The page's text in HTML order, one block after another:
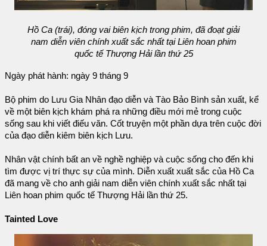
Hồ Ca (trái), đóng vai biên kịch trong phim, đã đoạt giải
nam diễn viên chính xuất sắc nhất tại Liên hoan phim
quốc tế Thượng Hải lần thứ 25
Ngày phát hành: ngày 9 tháng 9
Bộ phim do Lưu Gia Nhân đạo diễn và Tào Bảo Bình sản xuất, kể
về một biên kịch khám phá ra những điều mới mẻ trong cuộc
sống sau khi viết điếu văn. Cốt truyện một phần dựa trên cuộc đời
của đạo diễn kiêm biên kịch Lưu.
Nhân vật chính bất an về nghề nghiệp và cuộc sống cho đến khi
tìm được vị trí thực sự của mình. Diễn xuất xuất sắc của Hồ Ca
đã mang về cho anh giải nam diễn viên chính xuất sắc nhất tại
Liên hoan phim quốc tế Thượng Hải lần thứ 25.
Tainted Love